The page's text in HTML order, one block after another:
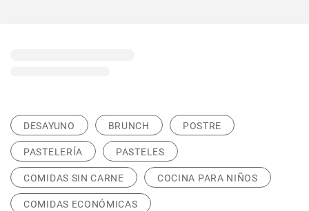
DESAYUNO BRUNCH POSTRE
PASTELERÍA PASTELES
COMIDAS SIN CARNE COCINA PARA NIÑOS
COMIDAS ECONÓMICAS